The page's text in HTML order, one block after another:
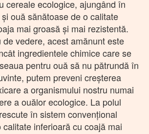
cereale ecologice, ajungând în
ouă sănătoase de o calitate
mai groasă şi mai rezistentă.
de vedere, acest amănunt este
ingredientele chimice care se
pentru ouă să nu pătrundă în
putem preveni creşterea
a organismului nostru numai
a ouălor ecologice. La polul
în sistem convenţional
inferioară cu coajă mai